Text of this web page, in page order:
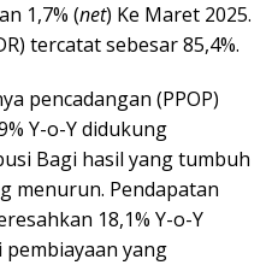
1,7% (net) Ke Maret 2025.
tercatat sebesar 85,4%.
pencadangan (PPOP)
Y-o-Y didukung
Bagi hasil yang tumbuh
menurun. Pendapatan
18,1% Y-o-Y
pembiayaan yang